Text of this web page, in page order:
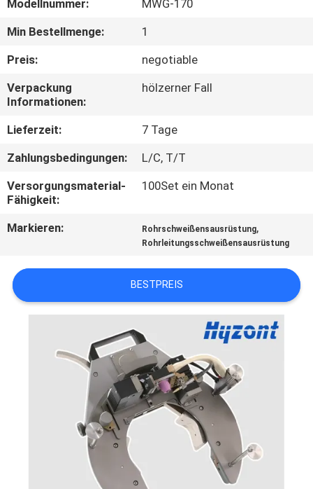
FABRIK-
AUSFLUG
QUALITÄTSKONTROLLE
FORDERN
ZITAT
SITEMAP
BESTIMMUNGEN
Modellnummer:
MWG-170
Min Bestellmenge:
1
Preis:
negotiable
Verpackung
Informationen:
hölzerner Fall
Lieferzeit:
7 Tage
Zahlungsbedingungen:
L/C, T/T
Versorgungsmaterial-
Fähigkeit:
100Set ein Monat
Markieren: Rohrschweißensausrüstung,
Rohrleitungsschweißensausrüstung
BESTPREIS